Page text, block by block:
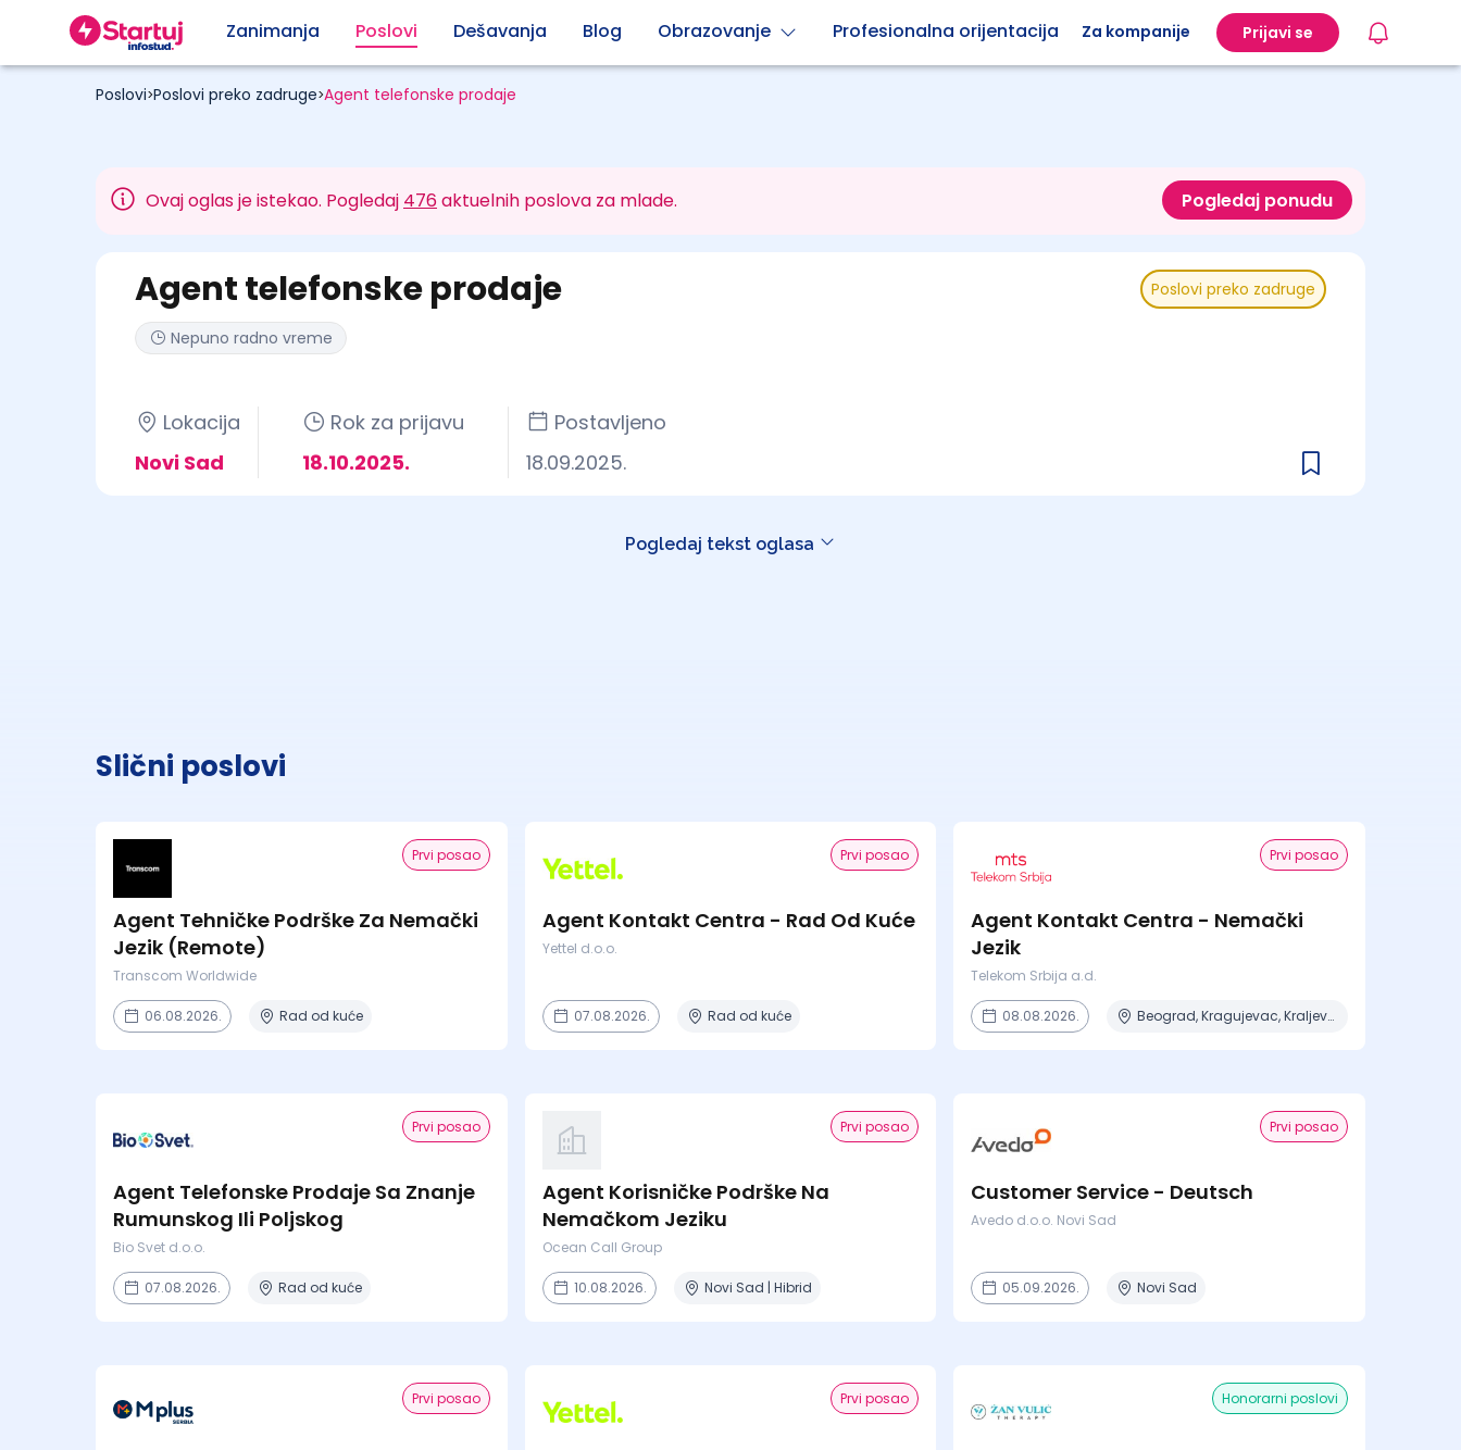
Zanimanja Poslovi Dešavanja Blog Obrazovanje Profesionalna orijentacija Za kompanije Prijavi se
Poslovi>Poslovi preko zadruge>Agent telefonske prodaje
Ovaj oglas je istekao. Pogledaj 476aktuelnih poslova za mlade. Pogledaj ponudu
Poslovi preko zadruge
Agent telefonske prodaje
Lokacija
Novi Sad
Rok za prijavu
18.10.2025.
Postavljeno
18.09.2025.
Nepuno radno vreme
Pogledaj tekst oglasa
Slični poslovi
Prvi posao
Agent Tehničke Podrške Za Nemački
Jezik (Remote)
Transcom Worldwide
06.08.2026. Rad od kuće
Prvi posao
Agent Kontakt Centra - Rad Od Kuće
Yettel d.o.o.
07.08.2026. Rad od kuće
Prvi posao
Agent Kontakt Centra - Nemački
Jezik
Telekom Srbija a.d.
08.08.2026. Beograd, Kragujevac, Kraljevo, Niš, Novi Sad + 2 mesta
Prvi posao
Agent Telefonske Prodaje Sa Znanje
Rumunskog Ili Poljskog
Bio Svet d.o.o.
07.08.2026. Rad od kuće
Prvi posao
Agent Korisničke Podrške Na
Nemačkom Jeziku
Ocean Call Group
10.08.2026. Novi Sad | Hibrid
Prvi posao
Customer Service - Deutsch
Avedo d.o.o. Novi Sad
05.09.2026. Novi Sad
Prvi posao Prvi posao Honorarni poslovi